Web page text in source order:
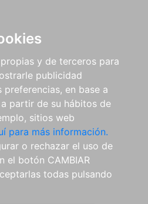
y de terceros para
publicidad
preferencias, en base a
partir de su hábitos de
sitios web
para más información.
o rechazar el uso de
el botón CAMBIAR
todas pulsando